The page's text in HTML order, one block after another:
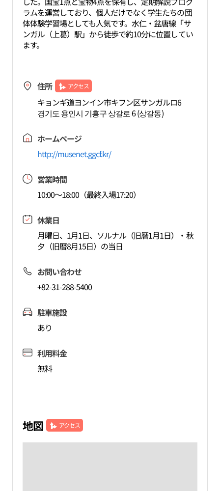
ラムを運営しており、個人だけでなく学生たちの団
体体験学習場としても人気です。水仁・盆唐線「サ
ンガル（上葛）駅」から徒歩で約10分に位置してい
ます。
住所 アクセス
キョンギ道ヨンイン市キフン区サンガルロ6
경기도 용인시 기흥구 상갈로 6 (상갈동)
ホームページ
http://musenet.ggcf.kr/
営業時間
10:00～18:00（最終入場17:20）
休業日
月曜日、1月1日、ソルナル（旧暦1月1日）・秋
夕（旧暦8月15日）の当日
お問い合わせ
+82-31-288-5400
駐車施設
あり
利用料金
無料
地図 アクセス